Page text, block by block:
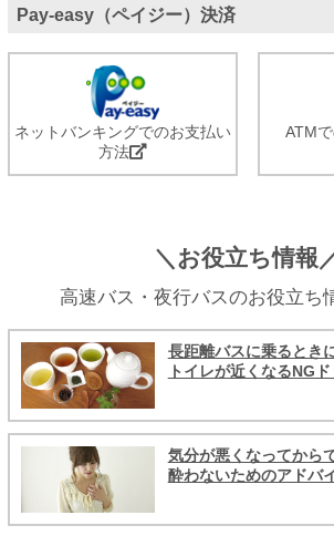
Pay-easy（ペイジー）決済
ネットバンキングでのお支払い
方法
ATM
＼お役立ち情報
高速バス・夜行バスのお役立ち
長距離バスに乗るとき
トイレが近くなるNGド
気分が悪くなってから
酔わないためのアドバ